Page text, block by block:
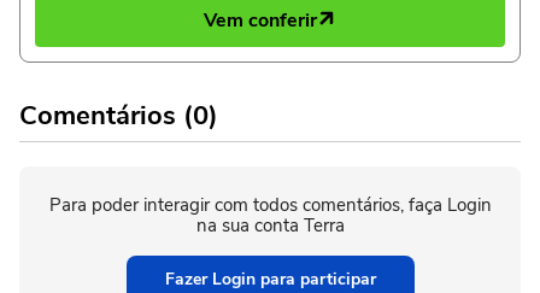
Vem conferir
Comentários (0)
Para poder interagir com todos comentários, faça Login
na sua conta Terra
Fazer Login para participar